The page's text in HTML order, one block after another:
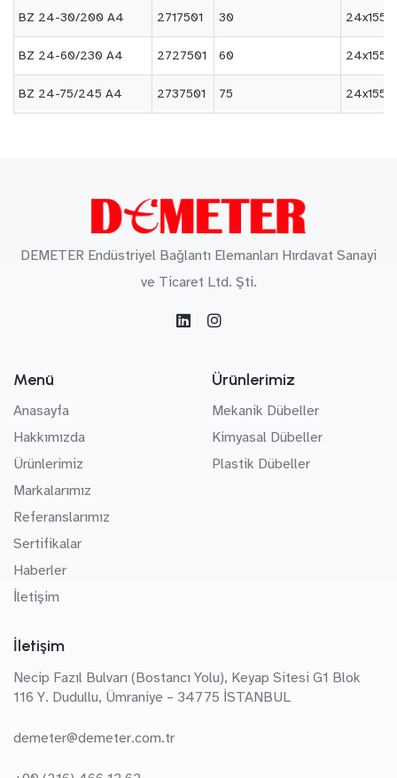
BZ 24-30/200 A4 2717501 30 24x155
BZ 24-60/230 A4 2727501 60 24x155
BZ 24-75/245 A4 2737501 75 24x155
DEMETER Endüstriyel Bağlantı Elemanları Hırdavat Sanayi
ve Ticaret Ltd. Şti.
Menü
Anasayfa
Hakkımızda
Ürünlerimiz
Markalarımız
Referanslarımız
Sertifikalar
Haberler
İletişim
Ürünlerimiz
Mekanik Dübeller
Kimyasal Dübeller
Plastik Dübeller
İletişim
Necip Fazıl Bulvarı (Bostancı Yolu), Keyap Sitesi G1 Blok
116 Y. Dudullu, Ümraniye – 34775 İSTANBUL
demeter@demeter.com.tr